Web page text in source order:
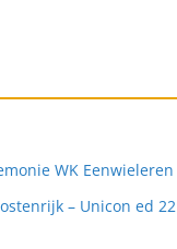
WK Eenwieleren
– Unicon ed 22